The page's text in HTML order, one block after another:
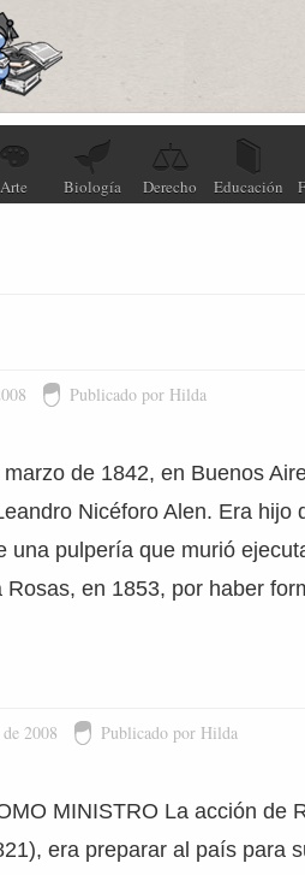
Arte Biología Derecho Educación
Publicado por Hilda
de 1842, en Buenos
Nicéforo Alen. Era hijo
una pulpería que murió
Rosas, en 1853, por haber
2008 Publicado por Hilda
MINISTRO La acción de
era preparar al país para